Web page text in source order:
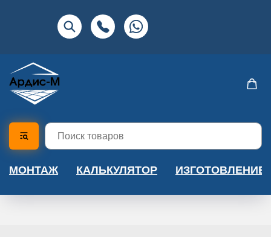
МОНТАЖ КАЛЬКУЛЯТОР ИЗГОТОВЛЕНИЕ